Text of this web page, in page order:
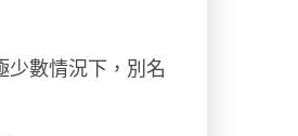
少數情況下，別名